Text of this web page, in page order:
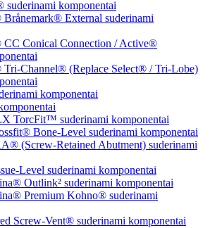
komponentai
External suderinami
Conical Connection / Active®
Channel® (Replace Select® / Tri-Lobe)
komponentai
TorcFit™ suderinami komponentai
Bone-Level suderinami komponentai
(Screw-Retained Abutment) suderinami
Level suderinami komponentai
Outlink² suderinami komponentai
Premium Kohno® suderinami
Screw-Vent® suderinami komponentai